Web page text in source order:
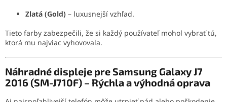
Zlatá (Gold) – luxusnejší vzhľad.
Tieto farby zabezpečili, že si každý používateľ mohol vybrať tú,
ktorá mu najviac vyhovovala.
Náhradné displeje pre Samsung Galaxy J7
2016 (SM-J710F) – Rýchla a výhodná oprava